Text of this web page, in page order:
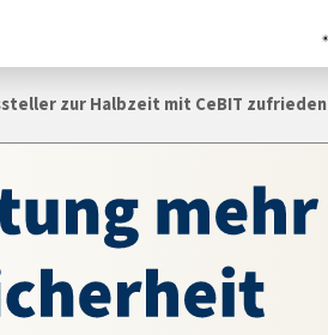
zur Halbzeit mit CeBIT zufrieden